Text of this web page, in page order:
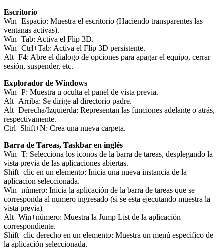
Escritorio
Win+Espacio: Muestra el escritorio (Haciendo transparentes las
ventanas activas).
Win+Tab: Activa el Flip 3D.
Win+Ctrl+Tab: Activa el Flip 3D persistente.
Alt+F4: Abre el dialogo de opciones para apagar el equipo, cerrar
sesión, suspender, etc.
Explorador de Windows
Win+P: Muestra u oculta el panel de vista previa.
Alt+Arriba: Se dirige al directorio padre.
Alt+Derecha/Izquierda: Representan las funciones adelante o atrás,
respectivamente.
Ctrl+Shift+N: Crea una nueva carpeta.
Barra de Tareas, Taskbar en inglés
Win+T: Selecciona los iconos de la barra de tareas, desplegando la
vista previa de las aplicaciones abiertas.
Shift+clic en un elemento: Inicia una nueva instancia de la
aplicacion seleccionada.
Win+número: Inicia la aplicación de la barra de tareas que se
corresponda al numero ingresado (si se esta ejecutando muestra la
vista previa)
Alt+Win+número: Muestra la Jump List de la aplicación
correspondiente.
Shift+clic derecho en un elemento: Muestra un menú especifico de
la aplicación seleccionada.